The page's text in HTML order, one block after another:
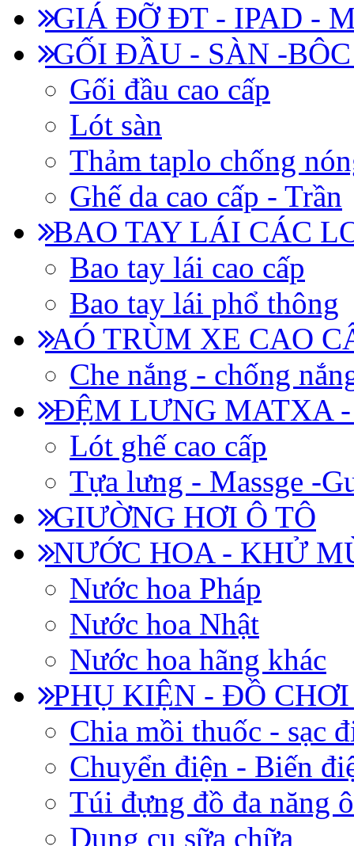
GIÁ ĐỠ ĐT - IPAD -
GỐI ĐẦU - SÀN -
Gối đầu cao cấp
Lót sàn
Thảm taplo chống
Ghế da cao cấp - Trần
BAO TAY LÁI CÁC
Bao tay lái cao cấp
Bao tay lái phổ thông
AÓ TRÙM XE CAO
Che nắng - chống
ĐỆM LƯNG MATXA -
Lót ghế cao cấp
Tựa lưng - Massge -
GIƯỜNG HƠI Ô TÔ
NƯỚC HOA - KHỬ
Nước hoa Pháp
Nước hoa Nhật
Nước hoa hãng khác
PHỤ KIỆN - ĐỒ
Chia mồi thuốc - sạc
Chuyển điện - Biến
Túi đựng đồ đa năng
Dụng cụ sữa chữa